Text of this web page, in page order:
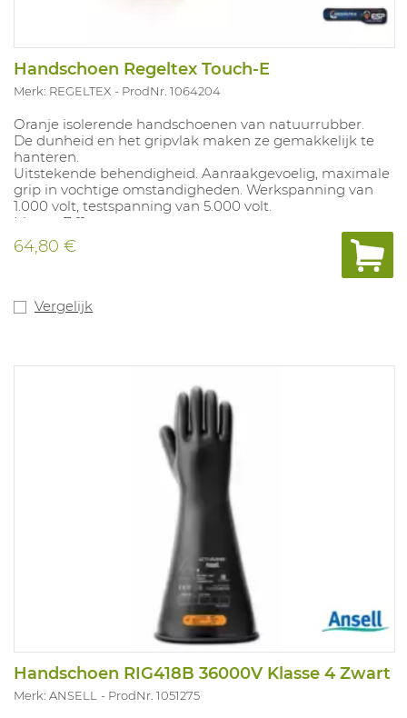
Handschoen Regeltex Touch-E
Merk: REGELTEX ProdNr. 1064204
Oranje isolerende handschoenen van natuurrubber.
De dunheid en het gripvlak maken ze gemakkelijk te
hanteren.
Uitstekende behendigheid. Aanraakgevoelig, maximale
grip in vochtige omstandigheden. Werkspanning van
1.000 volt, testspanning van 5.000 volt.
Maten: 7-11
64,80 €
Vergelijk
Handschoen RIG418B 36000V Klasse 4 Zwart
Merk: ANSELL ProdNr. 1051275